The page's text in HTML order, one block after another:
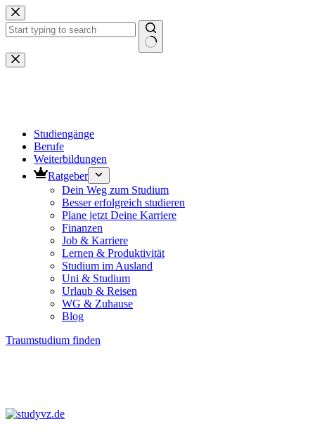
Zum
Inhalt
springen
Keine
Ergebnisse
Studiengänge
Berufe
Weiterbildungen
Ratgeber
Dein Weg zum Studium
Besser erfolgreich studieren
Plane jetzt Deine Karriere
Finanzen
Job & Karriere
Lernen & Produktivität
Studium im Ausland
Uni & Studium
Urlaub & Reisen
WG & Zuhause
Blog
Traumstudium finden